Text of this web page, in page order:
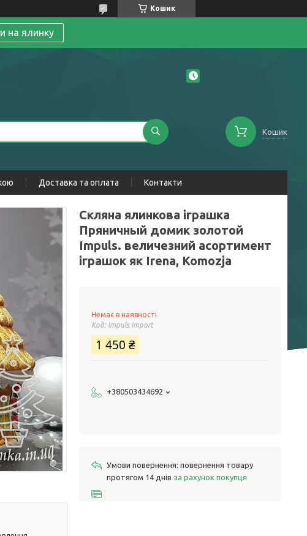
Кошик
на ялинку
Кошик
Доставка та оплата Контакти
Скляна ялинкова іграшка
Пряничный домик золотой
Impuls. величезний асортимент
іграшок як Irena, Komozja
Немає в наявності
Код: Impuls Import
1 450 ₴
+380503434692
повернення товару
протягом 14 днів за рахунок покупця